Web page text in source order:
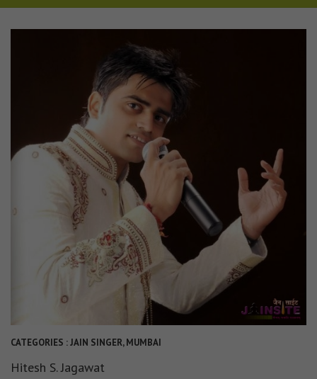
CATEGORIES :JAIN SINGER,MUMBAI
Hitesh S. Jagawat